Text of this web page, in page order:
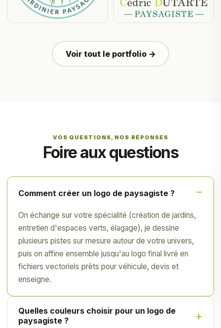
Voir tout le portfolio →
VOS QUESTIONS, NOS RÉPONSES
Foire aux questions
Comment créer un logo de paysagiste ?
On échange sur votre spécialité (création de jardins,
entretien d'espaces verts, élagage), je dessine
plusieurs pistes sur mesure autour de votre univers,
puis on affine ensemble jusqu'au logo final livré en
fichiers vectoriels prêts pour véhicule, devis et
enseigne.
Quelles couleurs choisir pour un logo de
paysagiste ?